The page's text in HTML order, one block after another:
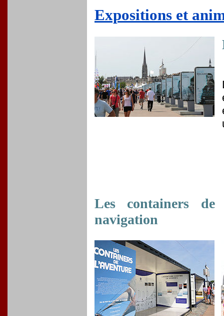
Expositions et
Les containers
navigation